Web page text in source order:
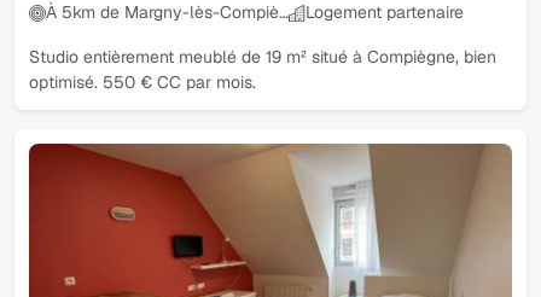
À 5km de Margny-lès-Compiè…
Logement partenaire
Studio entièrement meublé de 19 m² situé à Compiègne, bien
optimisé. 550 € CC par mois.